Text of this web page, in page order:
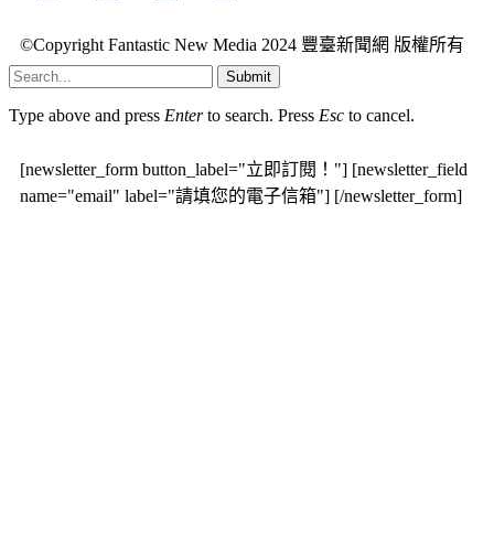
©Copyright Fantastic New Media 2024 豐臺新聞網 版權所有
Submit
Type above and press Enterto search. Press Esc to cancel.
[newsletter_form button_label="立即訂閱！"] [newsletter_field
name="email" label="請填您的電子信箱"] [/newsletter_form]